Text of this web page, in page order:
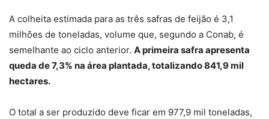
A colheita estimada para as três safras de feijão é 3,1
milhões de toneladas, volume que, segundo a Conab, é
semelhante ao ciclo anterior. A primeira safra apresenta
queda de 7,3% na área plantada, totalizando 841,9 mil
hectares.
O total a ser produzido deve ficar em 977,9 mil toneladas,